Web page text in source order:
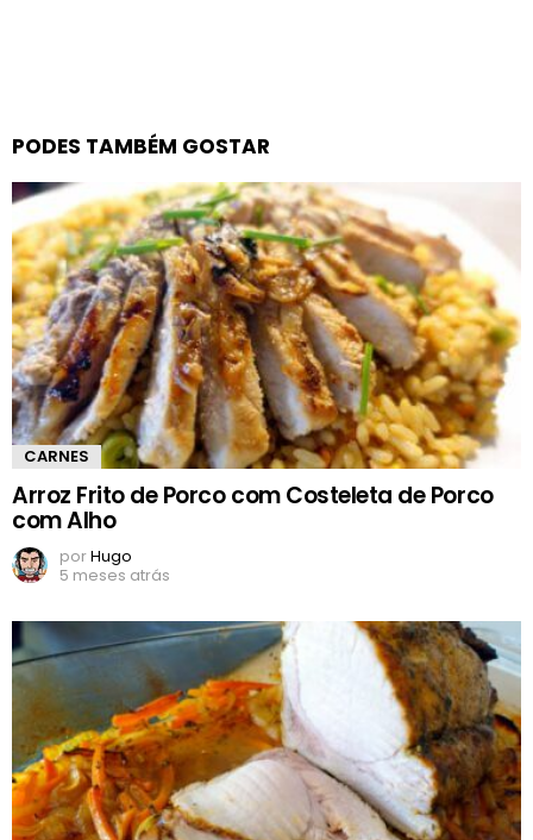
PODES TAMBÉM GOSTAR
CARNES
Arroz Frito de Porco com Costeleta de Porco
com Alho
porHugo
5 meses atrás